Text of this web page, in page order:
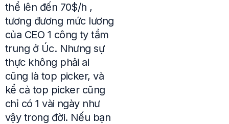
thể lên đến 70$/h ,
tương đương mức lương
của CEO 1 công ty tầm
trung ở Úc. Nhưng sự
thực không phải ai
cũng là top picker, và
kể cả top picker cũng
chỉ có 1 vài ngày như
vậy trong đời. Nếu bạn